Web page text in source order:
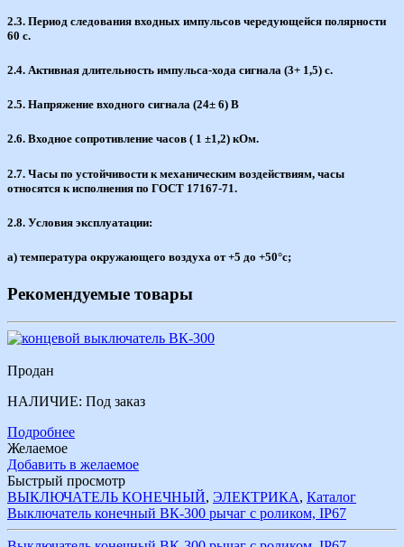
2.3. Период следования входных импульсов чередующейся полярности
60 с.
2.4. Активная длительность импульса-хода сигнала (3+ 1,5) с.
2.5. Напряжение входного сигнала (24± 6) В
2.6. Входное сопротивление часов ( 1 ±1,2) кОм.
2.7. Часы по устойчивости к механическим воздействиям, часы
относятся к исполнения по ГОСТ 17167-71.
2.8. Условия эксплуатации:
а) температура окружающего воздуха от +5 до +50°с;
Рекомендуемые товары
Продан
НАЛИЧИЕ: Под заказ
Подробнее
Желаемое
Добавить в желаемое
Быстрый просмотр
ВЫКЛЮЧАТЕЛЬ КОНЕЧНЫЙ, ЭЛЕКТРИКА, Каталог
Выключатель конечный ВК-300 рычаг с роликом, IР67